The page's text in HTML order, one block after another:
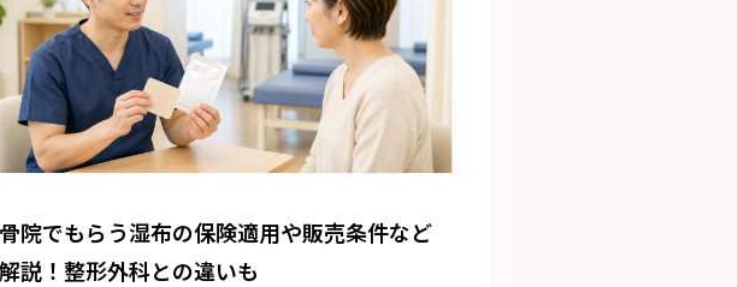
院でもらう湿布の保険適用や販売条件など
説！整形外科との違いも